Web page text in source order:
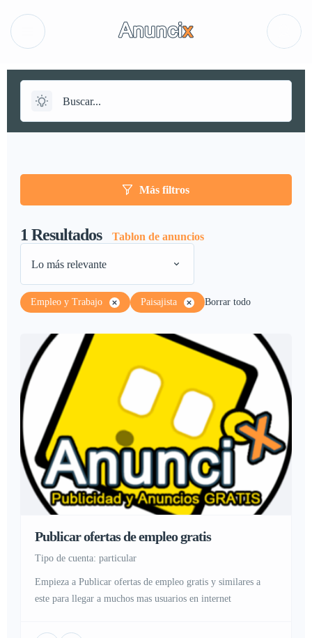
Más filtros
1 Resultados Tablon de anuncios
Lo más relevante
Empleo y Trabajo Paisajista Borrar todo
Publicar ofertas de empleo gratis
tipo de cuenta: particular
Empieza a Publicar ofertas de empleo gratis y similares a
este para llegar a muchos mas usuarios en internet